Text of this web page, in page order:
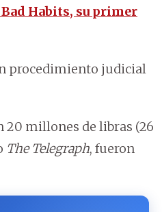
Habits, su primer
procedimiento judicial
20 millones de libras (26
The Telegraph, fueron